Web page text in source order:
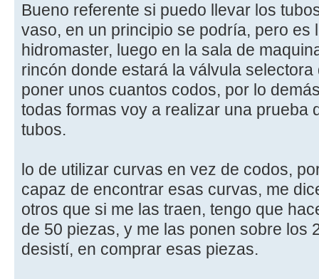
Bueno referente si puedo llevar los
vaso, en un principio se podría, pero es
hidromaster, luego en la sala de
rincón donde estará la válvula
poner unos cuantos codos, por lo
todas formas voy a realizar una prueba
tubos.
lo de utilizar curvas en vez de codos,
capaz de encontrar esas curvas, me
otros que si me las traen, tengo que
de 50 piezas, y me las ponen sobre los
desistí, en comprar esas piezas.